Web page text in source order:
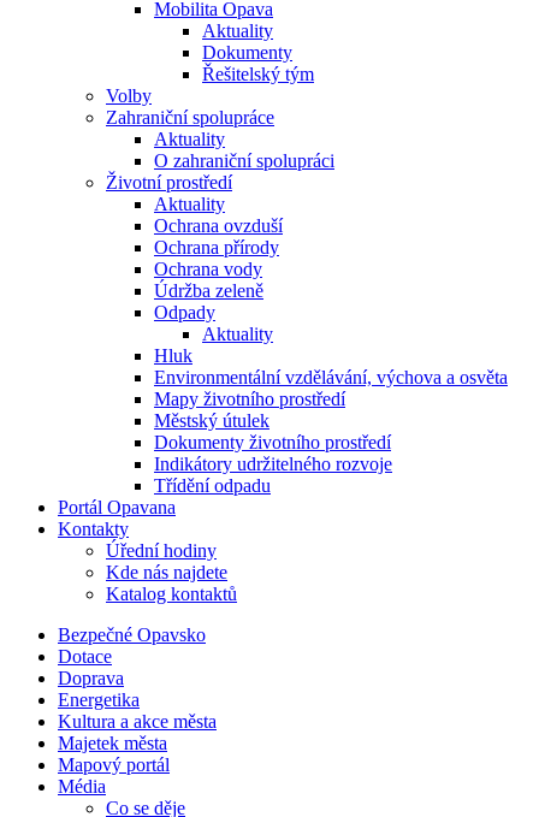
Mobilita Opava
Aktuality
Dokumenty
Řešitelský tým
Volby
Zahraniční spolupráce
Aktuality
O zahraniční spolupráci
Životní prostředí
Aktuality
Ochrana ovzduší
Ochrana přírody
Ochrana vody
Údržba zeleně
Odpady
Aktuality
Hluk
Environmentální vzdělávání, výchova a osvěta
Mapy životního prostředí
Městský útulek
Dokumenty životního prostředí
Indikátory udržitelného rozvoje
Třídění odpadu
Portál Opavana
Kontakty
Úřední hodiny
Kde nás najdete
Katalog kontaktů
Bezpečné Opavsko
Dotace
Doprava
Energetika
Kultura a akce města
Majetek města
Mapový portál
Média
Co se děje